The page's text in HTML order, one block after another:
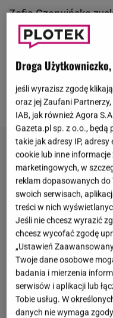
Zofia Czerwińska
fanów. Publiczność
– choćby role Zosi
Czterdziestolatku" i
"Alternatywy 4".
bólu, nie
Droga
jeśli wyrazisz zgodę
oraz jej Zaufani
IAB, jak również Agora
Gazeta.pl sp. z o.o.,
takie jak adresy IP,
cookie lub inne
marketingowych, w
reklam dopasowanych
swoich serwisach,
treści w nich
Jeśli nie chcesz wyrazić
chcesz wycofać zgodę
„Ustawień
Twoje dane osobowe
badania i mierzenia
serwisów i aplikacji lub
Tobie usług. W
danych nie wymaga